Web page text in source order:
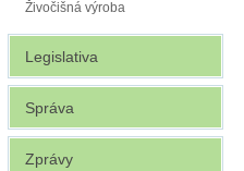
Živočišná výroba
Legislativa
Správa
Zprávy